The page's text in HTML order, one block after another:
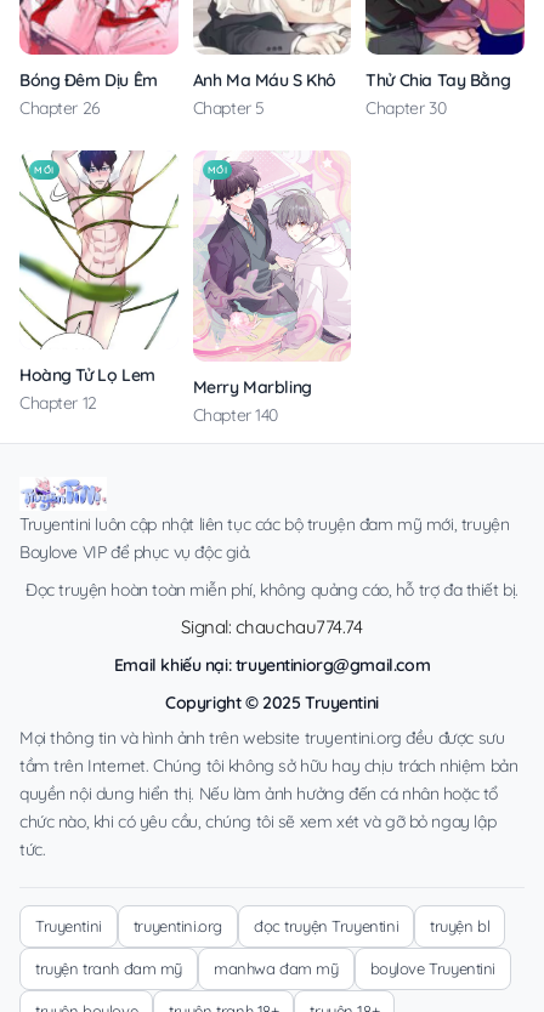
Bóng Đêm Dịu Êm
Chapter 26
Anh Ma Máu S Không Cho Tôi Ngủ Yên
Chapter 5
Thử Chia Tay Bằng
Chapter 30
MỚI
Hoàng Tử Lọ Lem
Chapter 12
MỚI
Merry Marbling
Chapter 140
Truyentini luôn cập nhật liên tục các bộ truyện đam mỹ mới, truyện
Boylove VIP để phục vụ độc giả.
Đọc truyện hoàn toàn miễn phí, không quảng cáo, hỗ trợ đa thiết bị.
Signal: chauchau774.74
Email khiếu nại:truyentiniorg@gmail.com
Copyright © 2025 Truyentini
Mọi thông tin và hình ảnh trên website truyentini.org đều được sưu
tầm trên Internet. Chúng tôi không sở hữu hay chịu trách nhiệm bản
quyền nội dung hiển thị. Nếu làm ảnh hưởng đến cá nhân hoặc tổ
chức nào, khi có yêu cầu, chúng tôi sẽ xem xét và gỡ bỏ ngay lập
tức.
Truyentini truyentini.org đọc truyện Truyentini truyện bl
truyện tranh đam mỹ manhwa đam mỹ boylove Truyentini